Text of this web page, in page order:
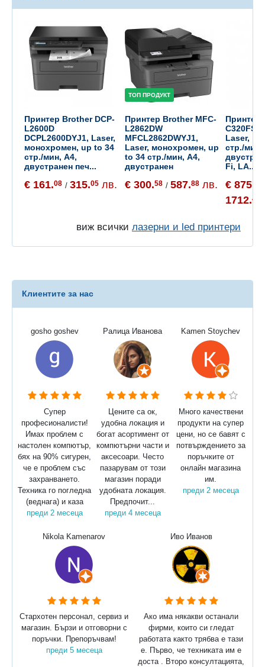
Принтер Brother DCP-
L2600D
DCPL2600DYJ1, Laser,
монохромен, up to 34
стр./мин, A4,
двустранен печ...
€ 161.08 / 315.05 лв.
ТОП ПРОДУКТ
Принтер Brother MFC-
L2862DW
MFCL2862DWYJ1,
Laser, монохромен, up
to 34 стр./мин, A4,
двустранен
€ 300.58 / 587.88 лв.
Принтер
C320FSE
Laser,
стр./мин,
Fi, LA...
€ 875.
1712.41
виж всички лазерни и led принтери
Клиентите за нас
gosho goshev
Супер
професионалисти!
Имах проблем с
настолен компютър,
бях на 90% сигурен,
че е проблем със
захранването.
Техника го погледна
(веднага) и каза
преди 2 месеца
Ралица Иванова
Цените са ок,
удобна локация и
богат асортимент от
компютърни части и
аксесоари. Често
пазарувам от този
магазин поради
удобната локация.
Предпочит...
преди 4 месеца
Kamen Stoychev
Много качествени
продукти на супер
цени, но се бавят с
потвърждението за
поръчките от
онлайн магазина
им.
преди 2 месеца
Nikola Kamenarov
Стархотен персонал, сервиз и
магазин. Бързи и отговорни с
поръчки. Препоръчвам!
преди 5 месеца
Иво Иванов
Ако има някакви останали
фирми, които си гледат
работата както трябва е тази
е. Първо, че техниката им е
доста . Второ консултацията,